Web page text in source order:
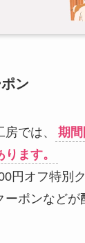
ン
では、
期
ます。
円オフ特別
ーポンなどが